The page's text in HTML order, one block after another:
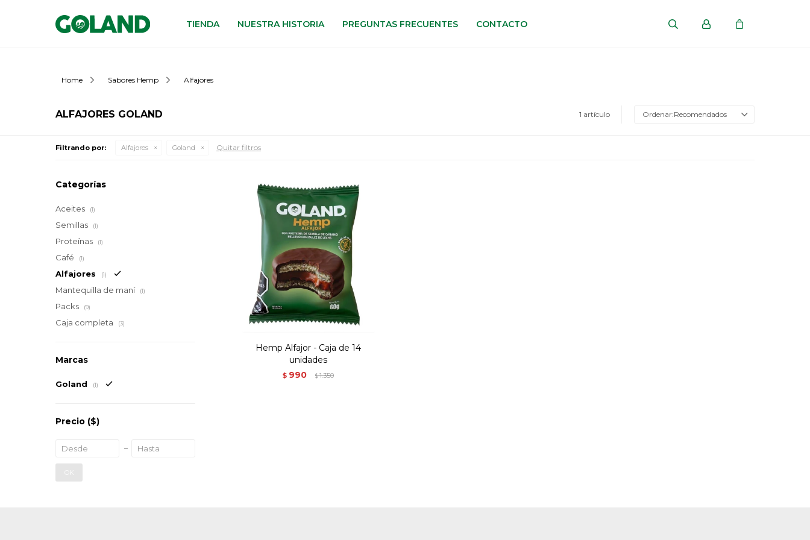
TIENDA NUESTRA HISTORIA PREGUNTAS FRECUENTES CONTACTO
Home Sabores Hemp Alfajores
ALFAJORES GOLAND 1 artículo Recomendados
Filtrando por: Alfajores Goland Quitar filtros
Hemp Alfajor - Caja de 14
unidades
$ 990 $1.350
Categorías
Aceites (1)
Semillas (1)
Proteínas (1)
Café (1)
Alfajores (1)
Mantequilla de maní (1)
Packs (9)
Caja completa (3)
Marcas
Goland (1)
Precio ($)
OK